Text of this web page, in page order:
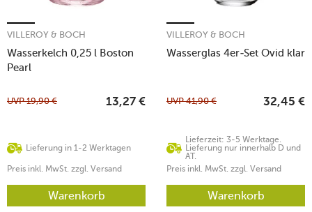
Wasserkelch 0,25 l Boston
Pearl
VILLEROY & BOCH
Lieferung in 1-2 Werktagen
UVP19,90 € 13,27 €
Preis inkl. MwSt. zzgl. Versand
Warenkorb
Wasserglas 4er-Set Ovid klar
VILLEROY & BOCH
Lieferzeit: 3-5 Werktage.
Lieferung nur innerhalb D und
AT.
UVP41,90 € 32,45 €
Preis inkl. MwSt. zzgl. Versand
Warenkorb